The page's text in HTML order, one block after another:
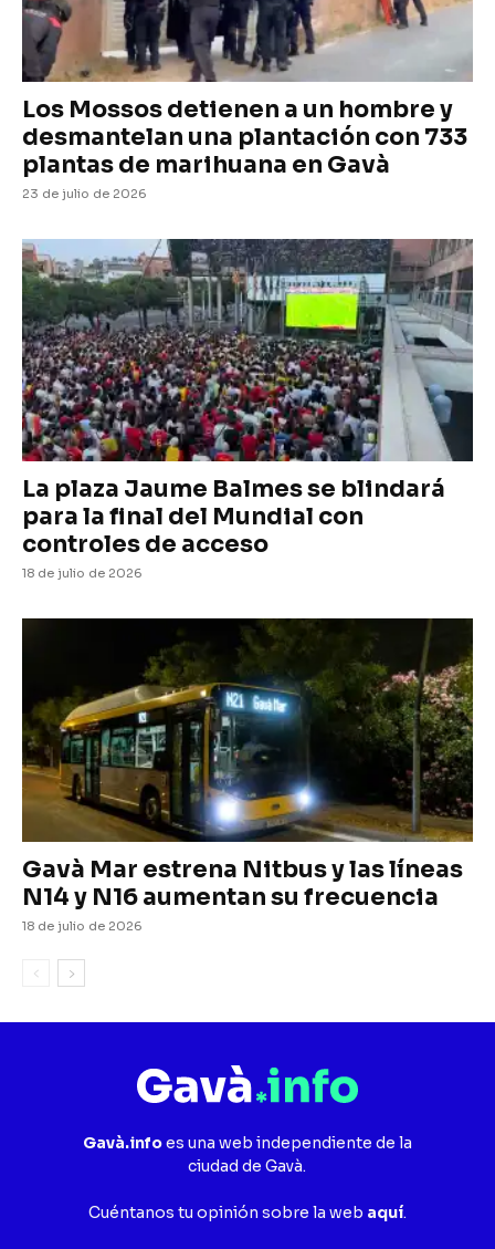
Los Mossos detienen a un hombre y
desmantelan una plantación con 733
plantas de marihuana en Gavà
23 de julio de 2026
La plaza Jaume Balmes se blindará
para la final del Mundial con
controles de acceso
18 de julio de 2026
Gavà Mar estrena Nitbus y las líneas
N14 y N16 aumentan su frecuencia
18 de julio de 2026
Gavà.infoes una web independiente de la
ciudad de Gavà.
Cuéntanos tu opinión sobre la web aquí.